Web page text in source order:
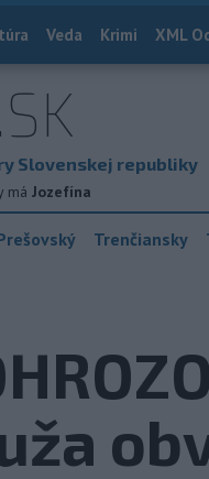
Veda Krimi XML
.SK
Slovenskej republiky
má Jozefína
Trenčiansky